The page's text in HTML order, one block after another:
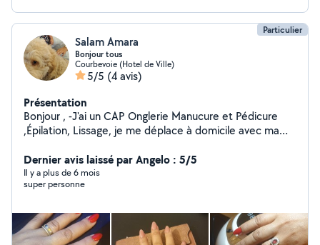
Particulier
Salam Amara
Bonjour tous
Courbevoie (Hotel de Ville)
5/5 (4 avis)
Présentation
Bonjour , -J'ai un CAP Onglerie Manucure et Pédicure
,Épilation, Lissage, je me déplace à domicile avec ma
différents gâteaux Orientales. Cdt Salma.A
Dernier avis laissé par Angelo : 5/5
Il y a plus de 6 mois
super personne